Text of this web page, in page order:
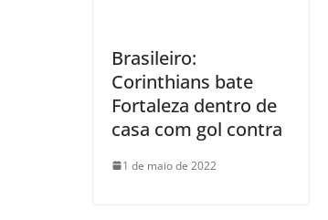
Brasileiro:
Corinthians bate
Fortaleza dentro de
casa com gol contra
1 de maio de 2022